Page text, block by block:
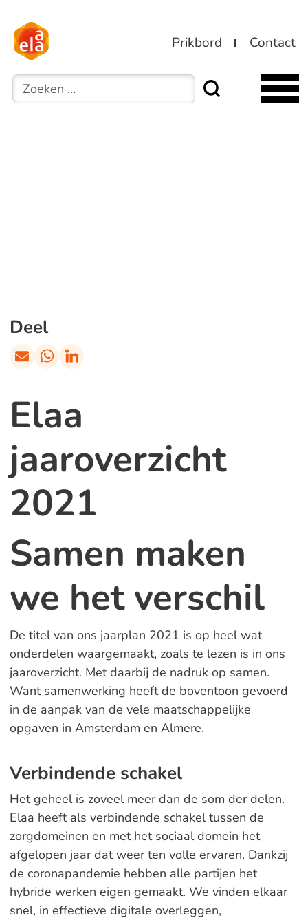
Prikbord Contact
Zoeken
Elaa
jaaroverzicht
2021
Samen maken
we het verschil
De titel van ons jaarplan 2021 is op heel wat
onderdelen waargemaakt, zoals te lezen is in ons
jaaroverzicht. Met daarbij de nadruk op samen.
Want samenwerking heeft de boventoon gevoerd
in de aanpak van de vele maatschappelijke
opgaven in Amsterdam en Almere.
Verbindende schakel
Het geheel is zoveel meer dan de som der delen.
Elaa heeft als verbindende schakel tussen de
zorgdomeinen en met het sociaal domein het
afgelopen jaar dat weer ten volle ervaren. Dankzij
de coronapandemie hebben alle partijen het
hybride werken eigen gemaakt. We vinden elkaar
snel, in effectieve digitale overleggen,
Deel